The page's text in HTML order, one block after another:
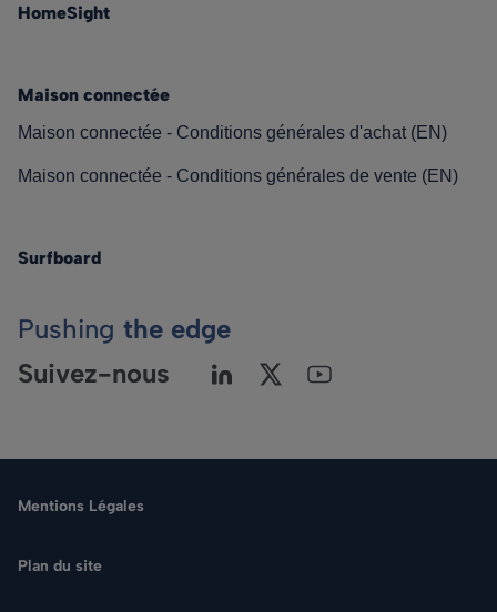
HomeSight
Maison connectée
Maison connectée - Conditions générales d'achat (EN)
Maison connectée - Conditions générales de vente (EN)
Surfboard
Pushing the edge
Suivez-nous
Mentions Légales
Plan du site